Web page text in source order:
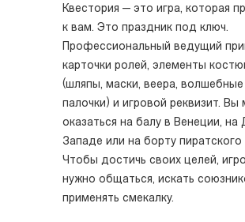
Квестория — это игра, которая
к вам. Это праздник под ключ.
Профессиональный ведущий
карточки ролей, элементы
(шляпы, маски, веера, волшебные
палочки) и игровой реквизит. Вы
оказаться на балу в Венеции, на
Западе или на борту пиратского
Чтобы достичь своих целей,
нужно общаться, искать
применять смекалку.